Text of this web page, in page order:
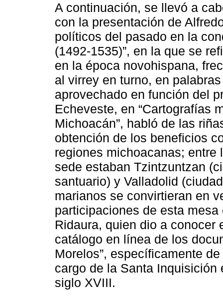
A continuación, se llevó a
con la presentación de
políticos del pasado en la
(1492-1535)”, en la que se
en la época novohispana,
al virrey en turno, en
aprovechado en función del
Echeveste, en “Cartografías
Michoacán”, habló de las
obtención de los beneficios
regiones michoacanas;
sede estaban Tzintzuntzan
santuario) y Valladolid
marianos se convirtieran en
participaciones de esta
Ridaura, quien dio a conocer
catálogo en línea de los
Morelos”, específicamente
cargo de la Santa
siglo XVIII.